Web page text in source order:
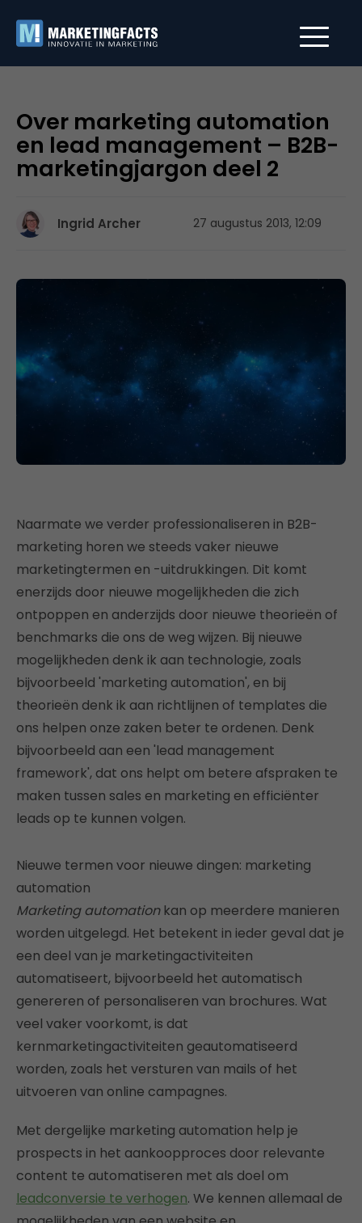
Over marketing automation
en lead management – B2B-
marketingjargon deel 2
Ingrid Archer 27 augustus 2013, 12:09
Naarmate we verder professionaliseren in B2B-
marketing horen we steeds vaker nieuwe
marketingtermen en -uitdrukkingen. Dit komt
enerzijds door nieuwe mogelijkheden die zich
ontpoppen en anderzijds door nieuwe theorieën of
benchmarks die ons de weg wijzen. Bij nieuwe
mogelijkheden denk ik aan technologie, zoals
bijvoorbeeld 'marketing automation', en bij
theorieën denk ik aan richtlijnen of templates die
ons helpen onze zaken beter te ordenen. Denk
bijvoorbeeld aan een 'lead management
framework', dat ons helpt om betere afspraken te
maken tussen sales en marketing en efficiënter
leads op te kunnen volgen.
Nieuwe termen voor nieuwe dingen: marketing
automation
Marketing automationkan op meerdere manieren
worden uitgelegd. Het betekent in ieder geval dat je
een deel van je marketingactiviteiten
automatiseert, bijvoorbeeld het automatisch
genereren of personaliseren van brochures. Wat
veel vaker voorkomt, is dat
kernmarketingactiviteiten geautomatiseerd
worden, zoals het versturen van mails of het
uitvoeren van online campagnes.
Met dergelijke marketing automation help je
prospects in het aankoopproces door relevante
content te automatiseren met als doel om
leadconversie te verhogen. We kennen allemaal de